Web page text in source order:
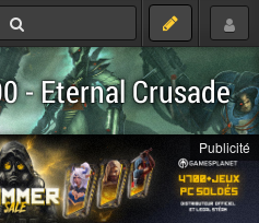
- Eternal Crusade
Publicité